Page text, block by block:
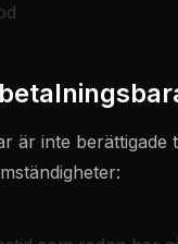
är inte berättigade